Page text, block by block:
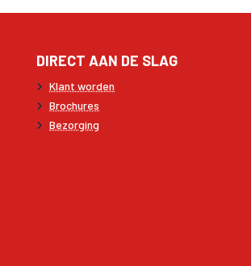
DIRECT AAN DE SLAG
Klant worden
Brochures
Bezorging